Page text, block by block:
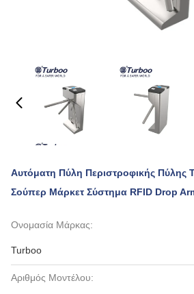
Αυτόματη Πύλη Περιστροφικής Πύλης
Σούπερ Μάρκετ Σύστημα RFID Drop
Ονομασία Μάρκας:
Turboo
Αριθμός Μοντέλου: